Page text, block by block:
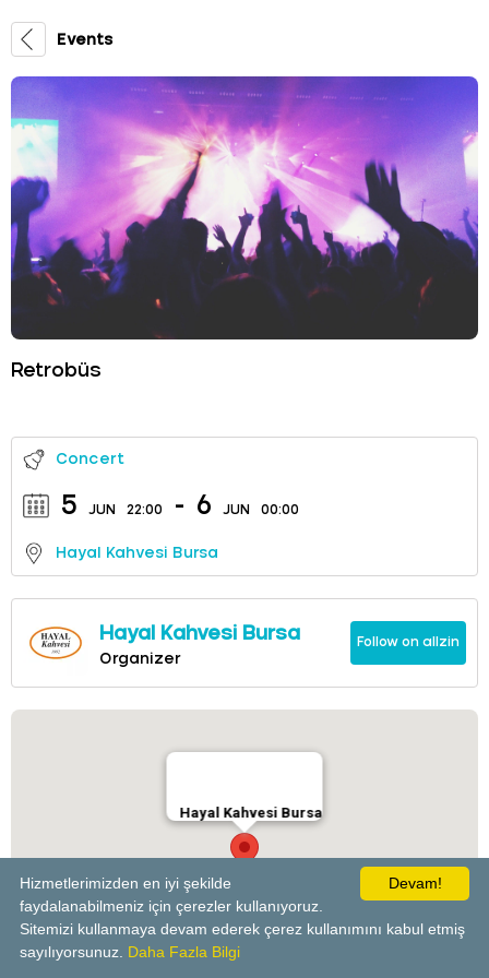
Events
Retrobüs
Concert
5 JUN 22:00 - 6 JUN 00:00
Hayal Kahvesi Bursa
Hayal Kahvesi Bursa
Organizer
Follow on allzin
Hayal Kahvesi Bursa
powered by
Devam!
Hizmetlerimizden en iyi şekilde
faydalanabilmeniz için çerezler kullanıyoruz.
Sitemizi kullanmaya devam ederek çerez kullanımını kabul etmiş
sayılıyorsunuz. Daha Fazla Bilgi